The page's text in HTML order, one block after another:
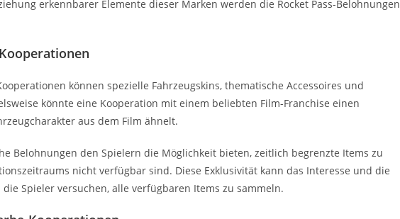
erkennbarer Elemente dieser Marken werden die Rocket Pass-Belohnungen
können spezielle Fahrzeugskins, thematische Accessoires und
könnte eine Kooperation mit einem beliebten Film-Franchise einen
aus dem Film ähnelt.
Belohnungen den Spielern die Möglichkeit bieten, zeitlich begrenzte Items zu
nicht verfügbar sind. Diese Exklusivität kann das Interesse und die
die Spieler versuchen, alle verfügbaren Items zu sammeln.